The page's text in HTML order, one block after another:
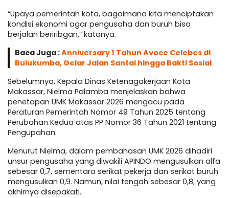
“Upaya pemerintah kota, bagaimana kita menciptakan
kondisi ekonomi agar pengusaha dan buruh bisa
berjalan beriribgan,” katanya.
Baca Juga :Anniversary 1 Tahun Avoce Celebes di
Bulukumba, Gelar Jalan Santai hingga Bakti Sosial
Sebelumnya, Kepala Dinas Ketenagakerjaan Kota
Makassar, Nielma Palamba menjelaskan bahwa
penetapan UMK Makassar 2026 mengacu pada
Peraturan Pemerintah Nomor 49 Tahun 2025 tentang
Perubahan Kedua atas PP Nomor 36 Tahun 2021 tentang
Pengupahan.
Menurut Nielma, dalam pembahasan UMK 2026 dihadiri
unsur pengusaha yang diwakili APINDO mengusulkan alfa
sebesar 0,7, sementara serikat pekerja dan serikat buruh
mengusulkan 0,9. Namun, nilai tengah sebesar 0,8, yang
akhirnya disepakati.